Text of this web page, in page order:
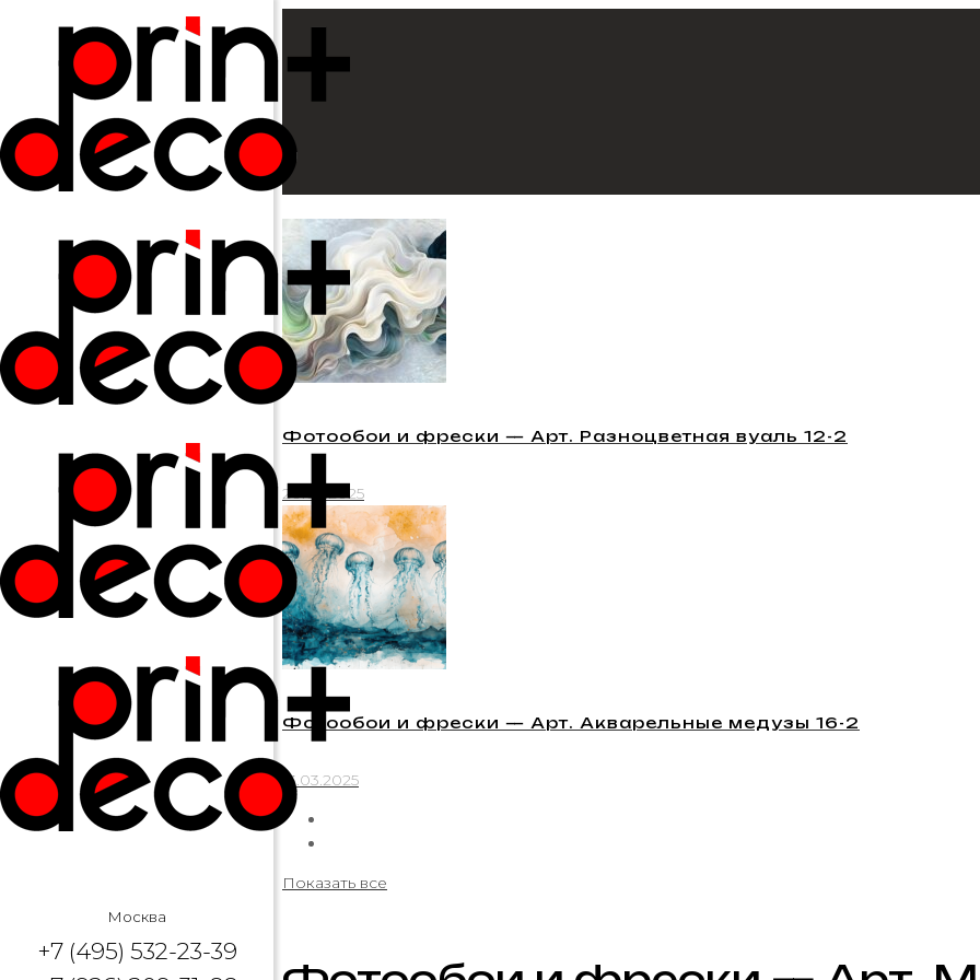
Москва
+7 (495) 532-23-39
Фотообои и фрески — Арт. Разноцветная вуаль 12-2
20.02.2025
Фотообои и фрески — Арт. Акварельные медузы 16-2
13.03.2025
Показать все